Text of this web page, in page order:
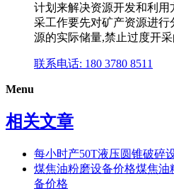
计划来解决资源开发和利
采工作要先对矿产资源进
源的实际储量,禁止过度开采
联系电话: 180 3780 8511
Menu
相关文章
每小时产50T液压圆锥破碎
煤焦油粉磨设备价格煤焦
备价格